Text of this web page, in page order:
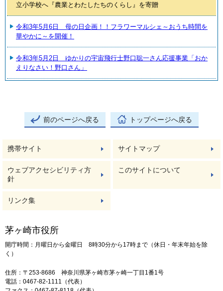
立小学校へ『農業とわたしたちのくらし』を寄贈
令和3年5月6日 母の日企画！！フラワーマルシェ～おうち時間を
華やかに～を開催！
令和3年5月2日 ゆかりの宇宙飛行士野口聡一さん応援事業「おか
えりなさい！野口さん」
前のページへ戻る トップページへ戻る
携帯サイト サイトマップ
ウェブアクセシビリティ方
針
このサイトについて
リンク集
茅ヶ崎市役所
開庁時間：月曜日から金曜日 8時30分から17時まで（休日・年末年始を除
く）
住所：〒253-8686 神奈川県茅ヶ崎市茅ヶ崎一丁目1番1号
電話：0467-82-1111（代表）